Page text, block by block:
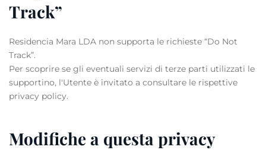
Track”
Residencia Mara LDA non supporta le richieste “Do Not
Track”.
Per scoprire se gli eventuali servizi di terze parti utilizzati le
supportino, l'Utente è invitato a consultare le rispettive
privacy policy.
Modifiche a questa privacy